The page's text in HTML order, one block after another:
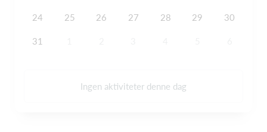
24 25 26 27 28 29 30
31
Ingen aktiviteter denne dag